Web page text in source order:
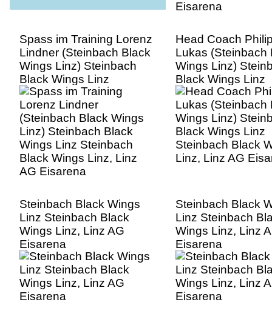
Spass im Training Lorenz
Lindner (Steinbach Black
Wings Linz) Steinbach
Black Wings Linz
Steinbach Black Wings
Linz, Linz AG Eisarena
Head Coach
Lukas (Steinbach
Wings Linz)
Black Wings Linz
Steinbach Black
Linz, Linz AG
Steinbach Black Wings
Linz Steinbach Black
Wings Linz, Linz AG
Eisarena
Steinbach Black
Linz Steinbach
Wings Linz, Linz
Eisarena